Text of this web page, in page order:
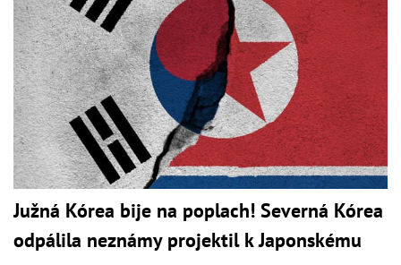
Južná Kórea bije na poplach! Severná Kórea
odpálila neznámy projektil k Japonskému